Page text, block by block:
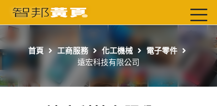
首頁
工商服務
首頁 工商服務 化工機械
電子零件
遠宏科技有限公司